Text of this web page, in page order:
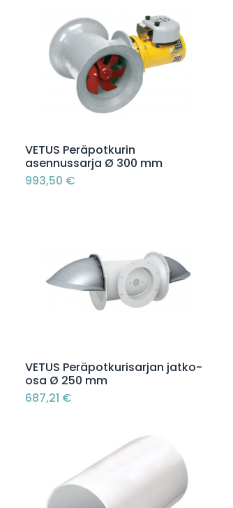
Lisää ostoskoriin
VETUS Peräpotkurin
asennussarja Ø 300 mm
993,50 €
Lisää ostoskoriin
VETUS Peräpotkurisarjan jatko-
osa Ø 250 mm
687,21 €